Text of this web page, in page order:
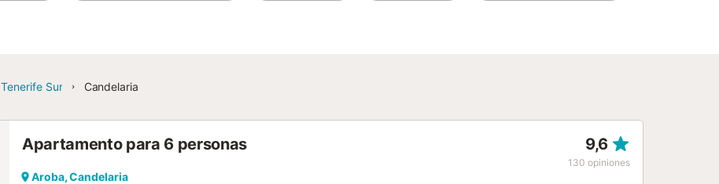
Tenerife Sur Candelaria
Apartamento para 6 personas 9,6
130 opiniones
Aroba, Candelaria